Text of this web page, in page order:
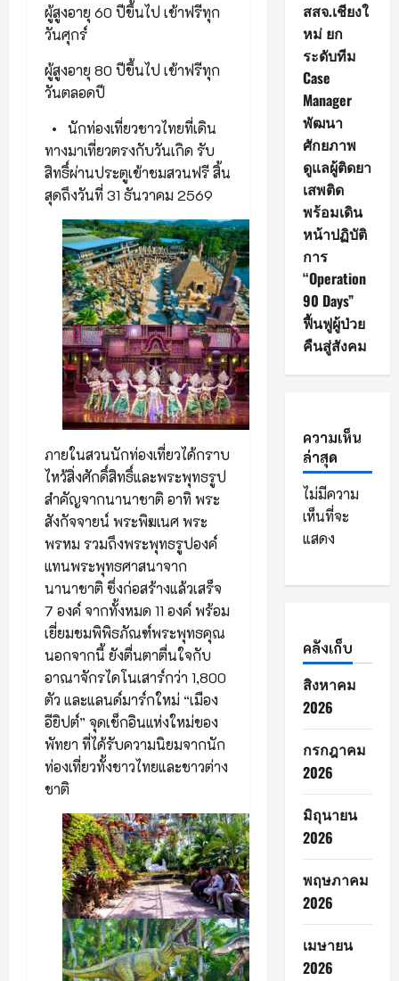
ผู้สูงอายุ 60 ปีขึ้นไป เข้าฟรีทุก
วันศุกร์
ผู้สูงอายุ 80 ปีขึ้นไป เข้าฟรีทุก
วันตลอดปี
•
นักท่องเที่ยวชาวไทยที่เดิน
ทางมาเที่ยวตรงกับวันเกิด รับ
สิทธิ์ผ่านประตูเข้าชมสวนฟรี สิ้น
สุดถึงวันที่ 31 ธันวาคม 2569
ภายในสวนนักท่องเที่ยวได้กราบ
ไหว้สิ่งศักดิ์สิทธิ์และพระพุทธรูป
สำคัญจากนานาชาติ อาทิ พระ
สังกัจจายน์ พระพิฆเนศ พระ
พรหม รวมถึงพระพุทธรูปองค์
แทนพระพุทธศาสนาจาก
นานาชาติ ซึ่งก่อสร้างแล้วเสร็จ
7 องค์ จากทั้งหมด 11 องค์ พร้อม
เยี่ยมชมพิพิธภัณฑ์พระพุทธคุณ
นอกจากนี้ ยังตื่นตาตื่นใจกับ
อาณาจักรไดโนเสาร์กว่า 1,800
ตัว และแลนด์มาร์กใหม่ “เมือง
อียิปต์” จุดเช็กอินแห่งใหม่ของ
พัทยา ที่ได้รับความนิยมจากนัก
ท่องเที่ยวทั้งชาวไทยและชาวต่าง
ชาติ
สสจ.เชียงใ
หม่ ยก
ระดับทีม
Case
Manager
พัฒนา
ศักยภาพ
ดูแลผู้ติดยา
เสพติด
พร้อมเดิน
หน้าปฏิบัติ
การ
“Operation
90 Days”
ฟื้นฟูผู้ป่วย
คืนสู่สังคม
ความเห็น
ล่าสุด
ไม่มีความ
เห็นที่จะ
แสดง
คลังเก็บ
สิงหาคม
2026
กรกฎาคม
2026
มิถุนายน
2026
พฤษภาคม
2026
เมษายน
2026